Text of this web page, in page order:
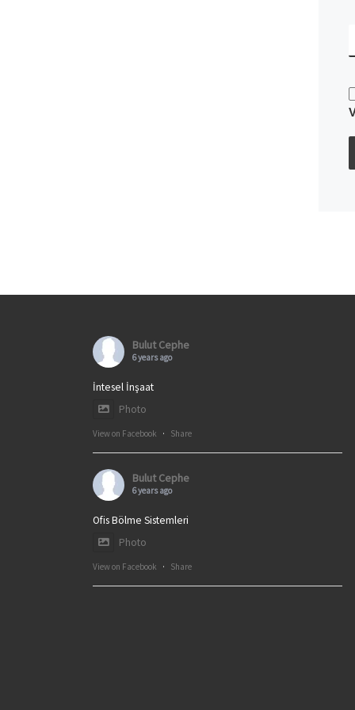
Bulut Cephe
6 years ago
İntesel İnşaat
Photo
View on Facebook · Share
Bulut Cephe
6 years ago
Ofis Bölme Sistemleri
Photo
View on Facebook · Share